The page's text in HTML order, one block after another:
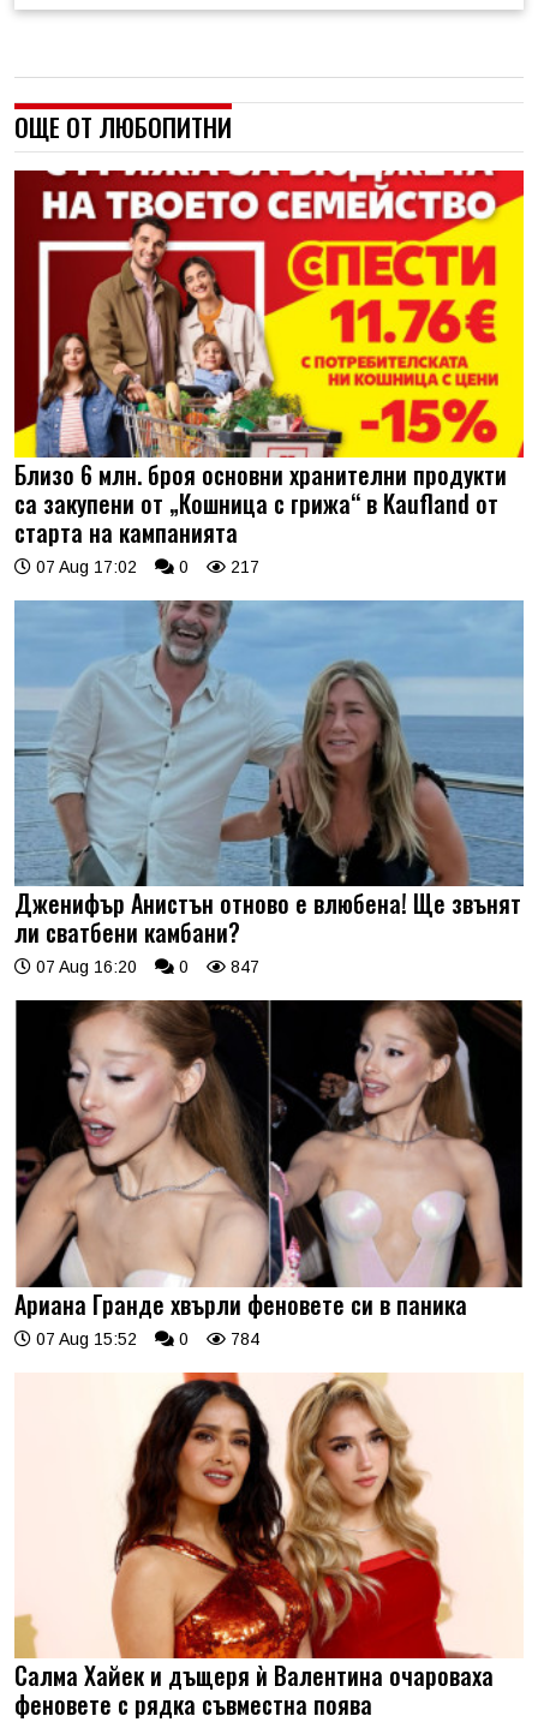
ОЩЕ ОТ ЛЮБОПИТНИ
Близо 6 млн. броя основни хранителни продукти
са закупени от „Кошница с грижа“ в Kaufland от
старта на кампанията
07 Aug 17:02 0 217
Дженифър Анистън отново е влюбена! Ще звънят
ли сватбени камбани?
07 Aug 16:20 0 847
Ариана Гранде хвърли феновете си в паника
07 Aug 15:52 0 784
Салма Хайек и дъщеря ѝ Валентина очароваха
феновете с рядка съвместна поява